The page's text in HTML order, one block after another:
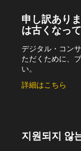
申し訳あり
は古くなっ
デジタル・コン
ただくために、
い。
詳細はこちら
지원되지 않